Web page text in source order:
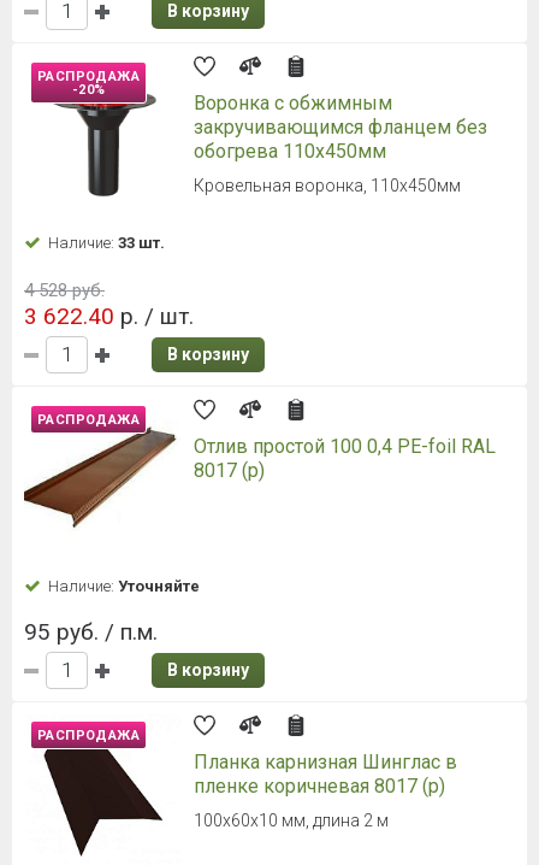
В корзину
РАСПРОДАЖА
-20%
Воронка с обжимным
закручивающимся фланцем без
обогрева 110х450мм
Кровельная воронка, 110х450мм
Наличие: 33 шт.
4 528 руб.
3 622.40 р. / шт.
В корзину
РАСПРОДАЖА
Отлив простой 100 0,4 PE-foil RAL
8017 (р)
Наличие: Уточняйте
95 руб. / п.м.
В корзину
РАСПРОДАЖА
Планка карнизная Шинглас в
пленке коричневая 8017 (р)
100х60х10 мм, длина 2 м